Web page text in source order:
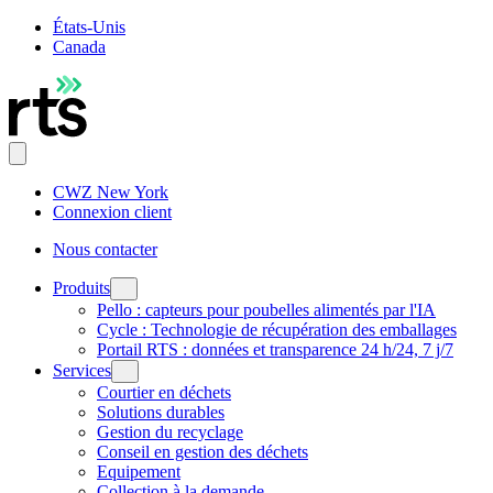
États-Unis
Canada
CWZ New York
Connexion client
Nous contacter
Produits
Pello : capteurs pour poubelles alimentés par l'IA
Cycle : Technologie de récupération des emballages
Portail RTS : données et transparence 24 h/24, 7 j/7
Services
Courtier en déchets
Solutions durables
Gestion du recyclage
Conseil en gestion des déchets
Equipement